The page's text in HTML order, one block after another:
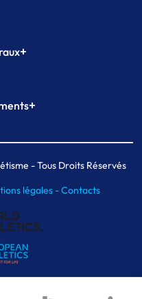
+
+
indoor
Paris- Tous Droits Réservés
légales -Contacts